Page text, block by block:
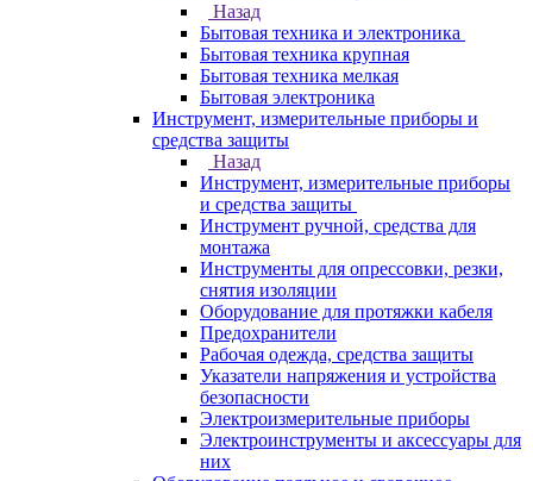
Назад
Бытовая техника и электроника
Бытовая техника крупная
Бытовая техника мелкая
Бытовая электроника
Инструмент, измерительные приборы и
средства защиты
Назад
Инструмент, измерительные приборы
и средства защиты
Инструмент ручной, средства для
монтажа
Инструменты для опрессовки, резки,
снятия изоляции
Оборудование для протяжки кабеля
Предохранители
Рабочая одежда, средства защиты
Указатели напряжения и устройства
безопасности
Электроизмерительные приборы
Электроинструменты и аксессуары для
них